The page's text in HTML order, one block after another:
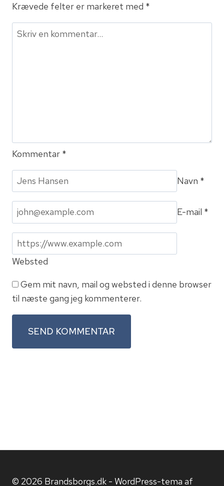
Krævede felter er markeret med *
Kommentar *
Navn *
E-mail *
Websted
Gem mit navn, mail og websted i denne browser
til næste gang jeg kommenterer.
© 2026 Brandsborgs.dk - WordPress-tema af